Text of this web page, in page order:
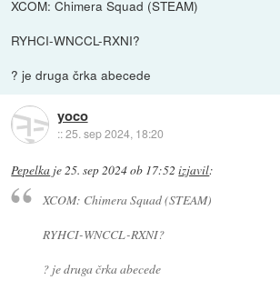
XCOM: Chimera Squad (STEAM)
RYHCI-WNCCL-RXNI?
? je druga črka abecede
yoco
::25. sep 2024, 18:20
Pepelka je 25. sep 2024 ob 17:52 izjavil:
XCOM: Chimera Squad (STEAM)
RYHCI-WNCCL-RXNI?
? je druga črka abecede